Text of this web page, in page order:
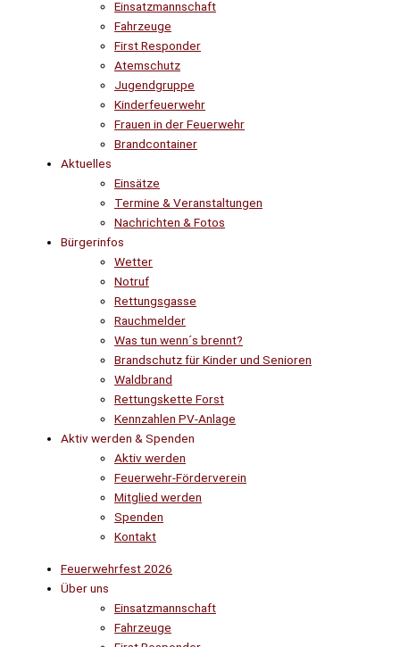
Einsatzmannschaft
Fahrzeuge
First Responder
Atemschutz
Jugendgruppe
Kinderfeuerwehr
Frauen in der Feuerwehr
Brandcontainer
Aktuelles
Einsätze
Termine & Veranstaltungen
Nachrichten & Fotos
Bürgerinfos
Wetter
Notruf
Rettungsgasse
Rauchmelder
Was tun wenn´s brennt?
Brandschutz für Kinder und Senioren
Waldbrand
Rettungskette Forst
Kennzahlen PV-Anlage
Aktiv werden & Spenden
Aktiv werden
Feuerwehr-Förderverein
Mitglied werden
Spenden
Kontakt
Feuerwehrfest 2026
Über uns
Einsatzmannschaft
Fahrzeuge